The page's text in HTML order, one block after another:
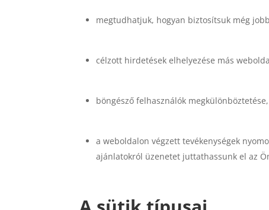
megtudhatjuk, hogyan biztosítsuk még
célzott hirdetések elhelyezése más
böngésző felhasználók
a weboldalon végzett tevékenységek
ajánlatokról üzenetet juttathassunk el az